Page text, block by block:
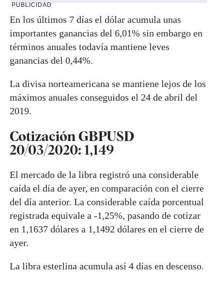
PUBLICIDAD
En los últimos 7 días el dólar acumula unas
importantes ganancias del 6,01% sin embargo en
términos anuales todavía mantiene leves
ganancias del 0,44%.
La divisa norteamericana se mantiene lejos de los
máximos anuales conseguidos el 24 de abril del
2019.
Cotización GBPUSD
20/03/2020: 1,149
El mercado de la libra registró una considerable
caída el día de ayer, en comparación con el cierre
del día anterior. La considerable caída porcentual
registrada equivale a -1,25%, pasando de cotizar
en 1,1637 dólares a 1,1492 dólares en el cierre de
ayer.
La libra esterlina acumula así 4 días en descenso.